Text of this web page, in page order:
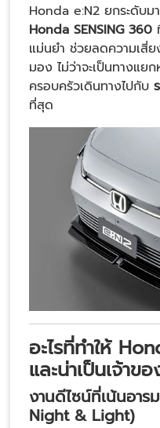
Honda e:N2 ยกระดับ
Honda SENSING 360
แม่นยำ ช่วยลดความเสี่
มอง ไม่ว่าจะเป็นทางแ
ครอบครัวเดินทางไปกับ
ที่สุด
อะไรที่ทำให้
และน่าเป็นเจ้าข
งานดีไซน์ที่เน้นอา
Night & Light)